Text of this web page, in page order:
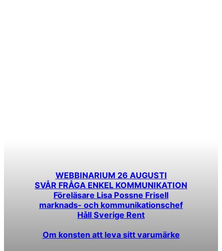
WEBBINARIUM 26 AUGUSTI
SVÅR FRÅGA ENKEL KOMMUNIKATION
Föreläsare Lisa Possne Frisell
marknads- och kommunikationschef
Håll Sverige Rent
Om konsten att leva sitt varumärke